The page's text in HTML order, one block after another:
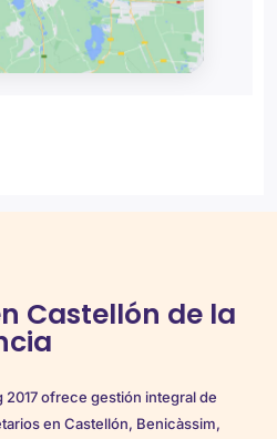
Castellón de la
2017 ofrece gestión integral de
en Castellón, Benicàssim,